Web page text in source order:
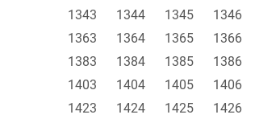
1343
1344 1345 1346
1363
1364 1365 1366
1383
1384 1385 1386
1403
1404 1405 1406
1423
1424 1425 1426